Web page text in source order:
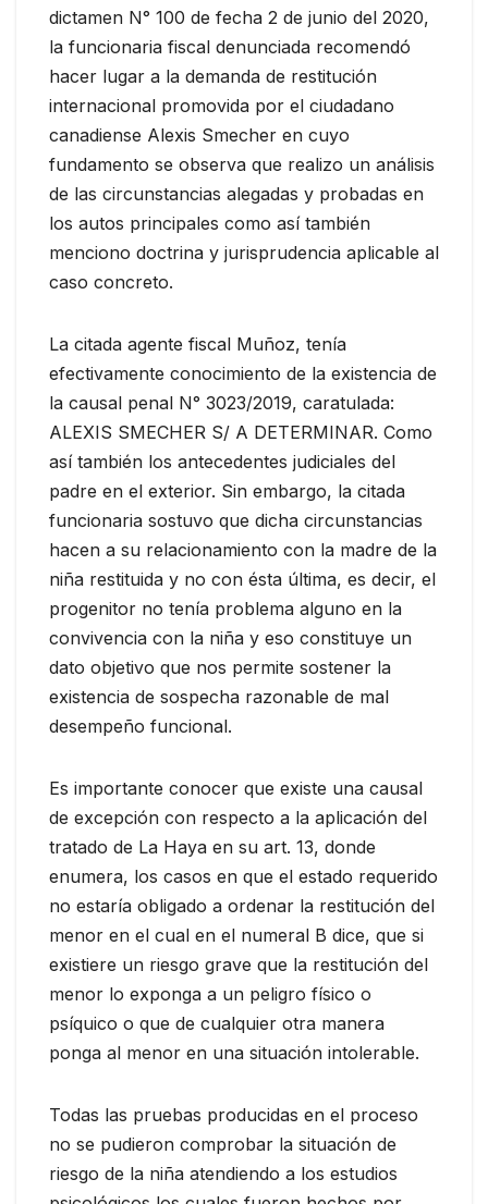
dictamen N° 100 de fecha 2 de junio del 2020,
la funcionaria fiscal denunciada recomendó
hacer lugar a la demanda de restitución
internacional promovida por el ciudadano
canadiense Alexis Smecher en cuyo
fundamento se observa que realizo un análisis
de las circunstancias alegadas y probadas en
los autos principales como así también
menciono doctrina y jurisprudencia aplicable al
caso concreto.
La citada agente fiscal Muñoz, tenía
efectivamente conocimiento de la existencia de
la causal penal N° 3023/2019, caratulada:
ALEXIS SMECHER S/ A DETERMINAR. Como
así también los antecedentes judiciales del
padre en el exterior. Sin embargo, la citada
funcionaria sostuvo que dicha circunstancias
hacen a su relacionamiento con la madre de la
niña restituida y no con ésta última, es decir, el
progenitor no tenía problema alguno en la
convivencia con la niña y eso constituye un
dato objetivo que nos permite sostener la
existencia de sospecha razonable de mal
desempeño funcional.
Es importante conocer que existe una causal
de excepción con respecto a la aplicación del
tratado de La Haya en su art. 13, donde
enumera, los casos en que el estado requerido
no estaría obligado a ordenar la restitución del
menor en el cual en el numeral B dice, que si
existiere un riesgo grave que la restitución del
menor lo exponga a un peligro físico o
psíquico o que de cualquier otra manera
ponga al menor en una situación intolerable.
Todas las pruebas producidas en el proceso
no se pudieron comprobar la situación de
riesgo de la niña atendiendo a los estudios